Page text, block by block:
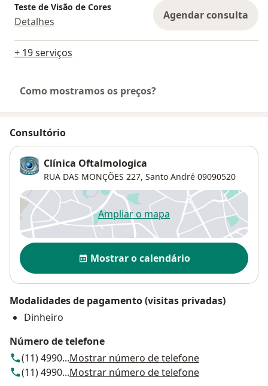
Teste de Visão de Cores
Detalhes Agendar consulta
+ 19 serviços
Como mostramos os preços?
Consultório
Clínica Oftalmologica
RUA DAS MONÇÕES 227, Santo André 09090520
Ampliar o mapaabre num novo separador
Disponibilidade
Mostrar o calendário
Modalidades de pagamento (visitas privadas)
Dinheiro
Número de telefone
(11) 4990...Mostrar número de telefone
(11) 4990...Mostrar número de telefone